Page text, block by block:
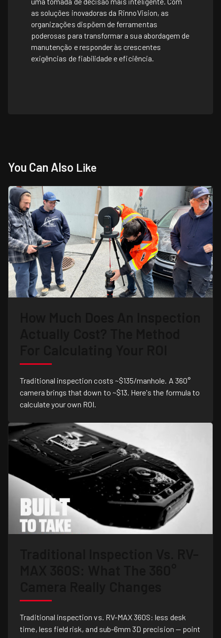
as soluções inovadoras da RinnoVision, as
organizações dispõem de ferramentas
poderosas para transformar a sua abordagem de
manutenção e responder às crescentes
exigências de fiabilidade e eficiência.
You Can Also Like
Traditional inspection costs ~$135/manhole. A 360°
camera brings that down to ~$13. Here's the formula to
calculate your own ROI.
Traditional inspection vs. RV-MAX 360S: less desk
time, less field risk, and sub-6mm 3D precision — point